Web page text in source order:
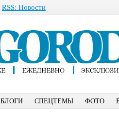
RSS: Новости
БЛОГИ СПЕЦТЕМЫ ФОТО